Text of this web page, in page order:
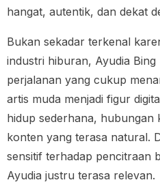
hangat, autentik, dan dekat
Bukan sekadar terkenal
industri hiburan, Ayudia Bing
perjalanan yang cukup
artis muda menjadi figur
hidup sederhana, hubungan
konten yang terasa natural.
sensitif terhadap pencitraan
Ayudia justru terasa relevan.